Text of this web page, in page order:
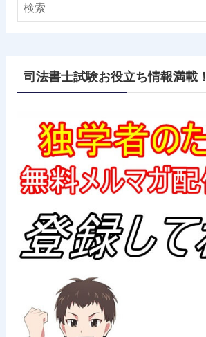
司法書士試験お役立ち情報満載！